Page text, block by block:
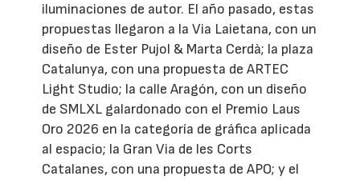
iluminaciones de autor. El año pasado, estas
propuestas llegaron a la Via Laietana, con un
diseño de Ester Pujol & Marta Cerdà; la plaza
Catalunya, con una propuesta de ARTEC
Light Studio; la calle Aragón, con un diseño
de SMLXL galardonado con el Premio Laus
Oro 2026 en la categoría de gráfica aplicada
al espacio; la Gran Via de les Corts
Catalanes, con una propuesta de APO; y el